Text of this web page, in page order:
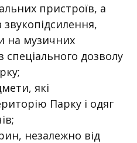
пристроїв, а
на музичних
спеціального дозволу
які
Парку і одяг
незалежно від